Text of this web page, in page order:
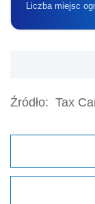
Liczba miejsc
Źródło: Tax